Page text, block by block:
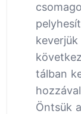
tálban
Öntsük